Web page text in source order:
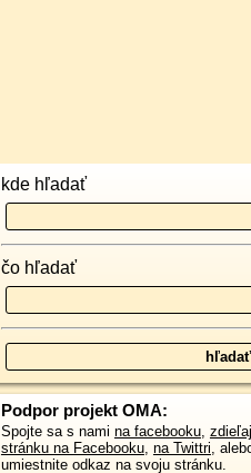
kde hľadať
čo hľadať
Podpor projekt OMA:
Spojte sa s nami na facebooku,
stránku na Facebooku, na Twittri,
umiestnite odkaz na svoju stránku.